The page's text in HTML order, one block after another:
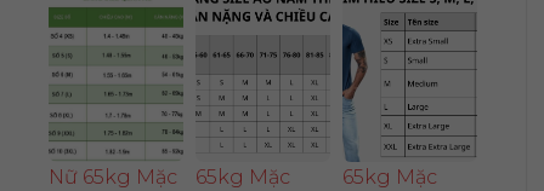
Nữ 65kg Mặc
65kg Mặc
65kg Mặc